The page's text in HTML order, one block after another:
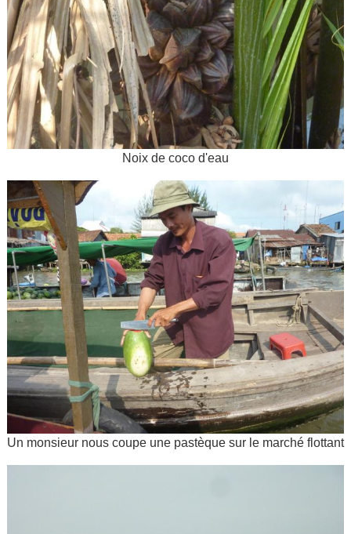
Noix de coco d'eau
Un monsieur nous coupe une pastèque sur le marché flottant